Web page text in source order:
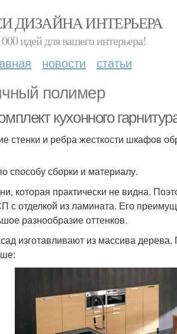
ДИЗАЙНА ИНТЕРЬЕРА
идей для вашего интерьера!
новости статьи
полимер
кухонного
стенки и ребра жесткости шкафов
способу сборки и материалу.
которая практически не видна.
с отделкой из ламината. Его
разнообразие оттенков.
изготавливают из массива